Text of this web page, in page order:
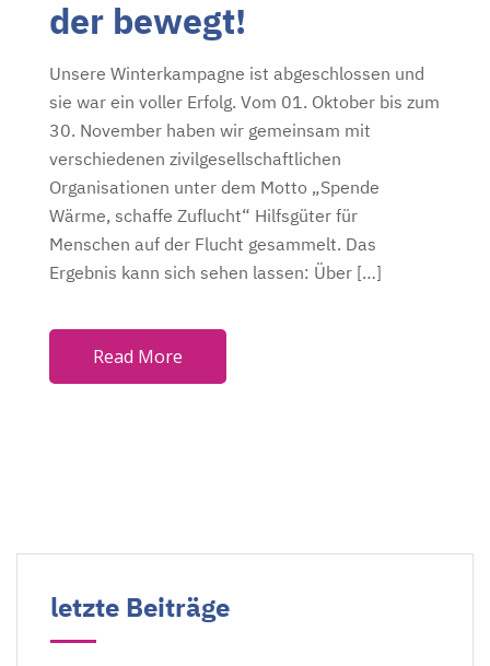
der bewegt!
Unsere Winterkampagne ist abgeschlossen und
sie war ein voller Erfolg. Vom 01. Oktober bis zum
30. November haben wir gemeinsam mit
verschiedenen zivilgesellschaftlichen
Organisationen unter dem Motto „Spende
Wärme, schaffe Zuflucht“ Hilfsgüter für
Menschen auf der Flucht gesammelt. Das
Ergebnis kann sich sehen lassen: Über […]
Read More
letzte Beiträge